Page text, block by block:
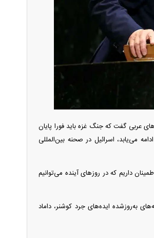
عربی گفت که جنگ غزه باید فورا پایان
می‌یابد، اسرائیل در صحنه بین‌المللی
داریم که در روز‌های آینده می‌توانیم
به‌روزشده ایده‌های جرد کوشنر، داماد
آزاد تهران؛ مناظره
را تحت تأثیر قرار داد
کرد